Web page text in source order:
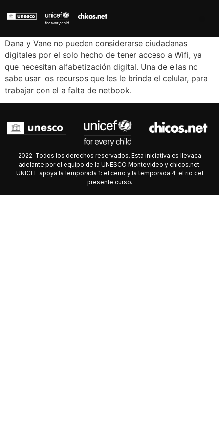
Dana y Vane no pueden considerarse ciudadanas
digitales por el solo hecho de tener acceso a Wifi, ya
que necesitan alfabetización digital. Una de ellas no
sabe usar los recursos que les le brinda el celular, para
trabajar con el a falta de netbook.
2022. Todos los derechos reservados. Esta iniciativa es llevada
adelante por el equipo de la UNESCO Montevideo y chicos.net.
UNICEF apoya la temporada 1: el cerro y la temporada 4: el río del
presente curso.